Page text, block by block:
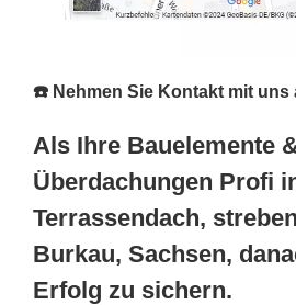
☎️ Nehmen Sie Kontakt mit uns
Als Ihre Bauelemente
Überdachungen Profi
Terrassendach,
Burkau, Sachsen,
Erfolg zu sichern.